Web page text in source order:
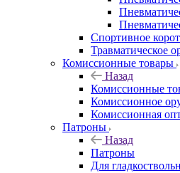
Спортивное
Травматическое
Комиссионные товары
Назад
Комиссионные
Комиссионное
Комиссионная
Патроны
Назад
Патроны
Для